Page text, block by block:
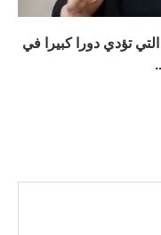
تؤدي دورا كبيرا في